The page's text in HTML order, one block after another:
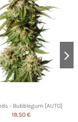
- Bubblegum [AUTO]
19,50 €